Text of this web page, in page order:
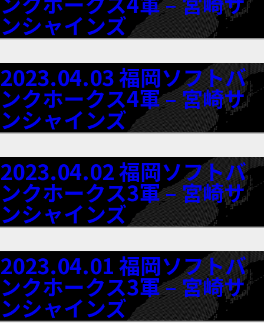
ンシャインズ
2023.04.03 福岡ソフトバ
ンクホークス4軍 – 宮崎サ
ンシャインズ
2023.04.02 福岡ソフトバ
ンクホークス3軍 – 宮崎サ
ンシャインズ
2023.04.01 福岡ソフトバ
ンクホークス3軍 – 宮崎サ
ンシャインズ